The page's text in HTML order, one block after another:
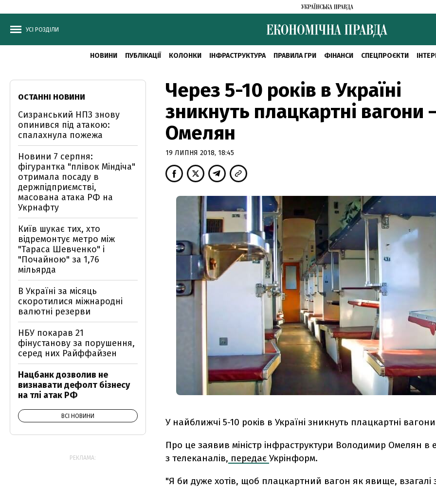
УСІ РОЗДІЛИ
НОВИНИ ПУБЛІКАЦІЇ КОЛОНКИ ІНФРАСТРУКТУРА ПРАВИЛА ГРИ ФІНАНСИ СПЕЦПРОЄКТИ
Через 5-10 років в Україні
зникнуть плацкартні вагони
Омелян
19 ЛИПНЯ 2018, 18:45
У найближчі 5-10 років в Україні зникнуть плацкартні
Про це заявив міністр інфраструктури Володимир Омелян в
з телеканалів, передає Укрінформ.
"Я би дуже хотів, щоб плацкартний вагон як явище, взагалі
ОСТАННІ НОВИНИ
Сизранський НПЗ знову
опинився під атакою:
спалахнула пожежа
Новини 7 серпня:
фігурантка "плівок Міндіча"
отримала посаду в
держпідприємстві,
масована атака РФ на
Укрнафту
Київ шукає тих, хто
відремонтує метро між
"Тараса Шевченко" і
"Почайною" за 1,76
мільярда
В Україні за місяць
скоротилися міжнародні
валютні резерви
НБУ покарав 21
фінустанову за порушення,
серед них Райффайзен
Нацбанк дозволив не
визнавати дефолт бізнесу
на тлі атак РФ
ВСІ НОВИНИ
РЕКЛАМА: